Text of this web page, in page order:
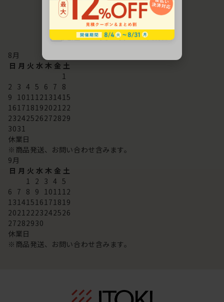
配送・お問い合わせ営業日
8月
日 月 火 水 木 金 土
1
2 3 4 5 6 7 8
9 101112131415
16171819202122
23242526272829
3031
休業日
※商品発送、お問い合わせ含みます。
9月
日 月 火 水 木 金 土
1 2 3 4 5
6 7 8 9 101112
13141516171819
20212223242526
27282930
休業日
※商品発送、お問い合わせ含みます。